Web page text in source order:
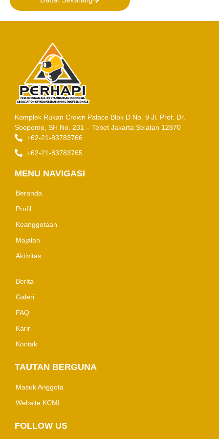
Komplek Rukan Crown Palace Blok D No. 9 Jl. Prof. Dr.
Soepomo, SH No. 231 – Tebet Jakarta Selatan 12870
+62-21-83783766
+62-21-83783765
MENU NAVIGASI
Beranda
Profil
Keanggotaan
Majalah
Aktivitas
Berita
Galeri
FAQ
Karir
Kontak
TAUTAN BERGUNA
Masuk Anggota
Website KCMI
FOLLOW US